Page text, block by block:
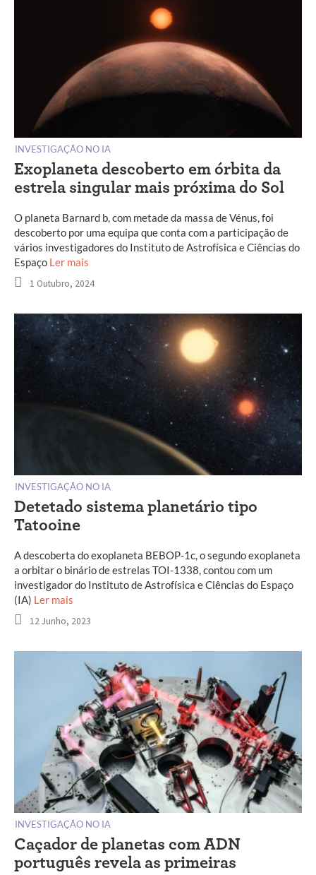
INVESTIGAÇÃO NO IA
Exoplaneta descoberto em órbita da
estrela singular mais próxima do Sol
O planeta Barnard b, com metade da massa de Vénus, foi
descoberto por uma equipa que conta com a participação de
vários investigadores do Instituto de Astrofísica e Ciências do
Espaço Ler mais
1 Outubro, 2024
INVESTIGAÇÃO NO IA
Detetado sistema planetário tipo
Tatooine
A descoberta do exoplaneta BEBOP-1c, o segundo exoplaneta
a orbitar o binário de estrelas TOI-1338, contou com um
investigador do Instituto de Astrofísica e Ciências do Espaço
(IA) Ler mais
12 Junho, 2023
INVESTIGAÇÃO NO IA
Caçador de planetas com ADN
português revela as primeiras